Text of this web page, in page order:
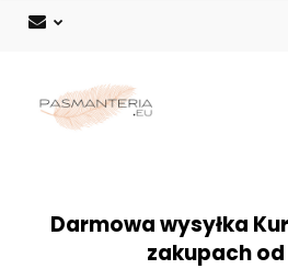
Darmowa wysyłka
zakupach od